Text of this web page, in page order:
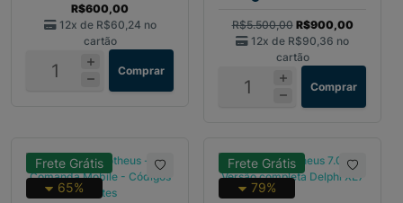
R$600,00
12x de R$60,24 no
cartão
Comprar
R$5.500,00 R$900,00
12x de R$90,36 no
cartão
Comprar
Frete Grátis
65%
Frete Grátis
79%